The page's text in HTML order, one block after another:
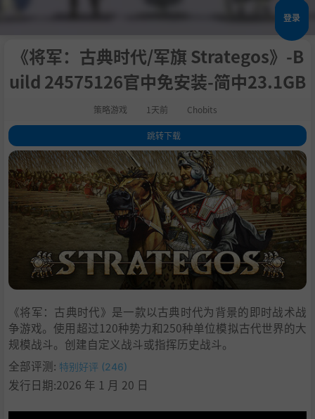
登录
《将军：古典时代/军旗 Strategos》-B
uild 24575126官中免安装-简中23.1GB
策略游戏 1天前 Chobits
跳转下载
1.评测
2.关于此游戏
3.模拟历史战斗
4.管理复杂的机制
指挥古典时代的军队
挑选大量势力和单位
自定义战斗
10.系统需求
11.支持作者
12.学习
《将军：古典时代》是一款以古典时代为背景的即时战术战
争游戏。使用超过120种势力和250种单位模拟古代世界的大
规模战斗。创建自定义战斗或指挥历史战斗。
全部评测: 特别好评 (246)
发行日期:2026 年 1 月 20 日